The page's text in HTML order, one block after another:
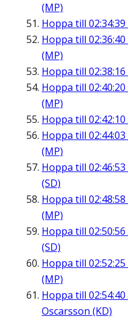
(MP)
Hoppa till 02:34:39
Hoppa till 02:36:40
(MP)
Hoppa till 02:38:16
Hoppa till 02:40:20
(MP)
Hoppa till 02:42:10
Hoppa till 02:44:03
(MP)
Hoppa till 02:46:53
(SD)
Hoppa till 02:48:58
(MP)
Hoppa till 02:50:56
(SD)
Hoppa till 02:52:25
(MP)
Hoppa till 02:54:40
Oscarsson (KD)